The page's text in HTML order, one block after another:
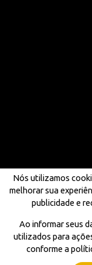
Nós utilizamos
melhorar sua
publicidade e
Ao informar seus
utilizados para
conforme a